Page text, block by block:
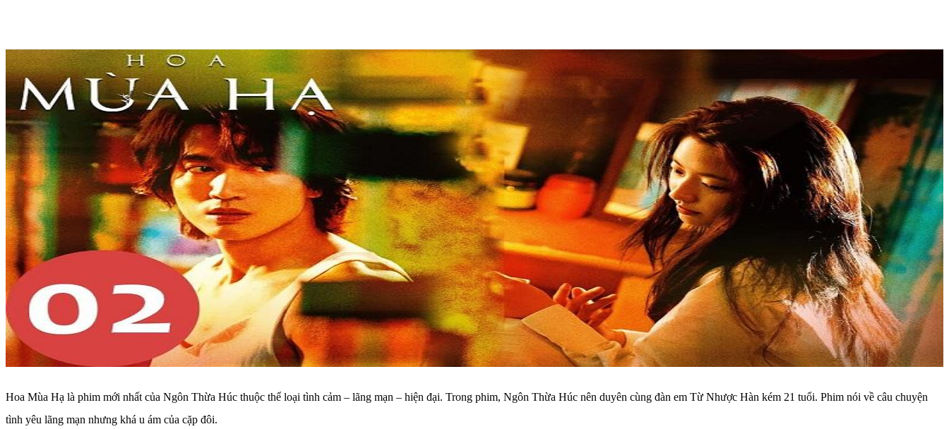
Hoa Mùa Hạ là phim mới nhất của Ngôn Thừa Húc thuộc thể loại tình cảm – lãng mạn – hiện đại. Trong phim, Ngôn Thừa Húc nên duyên cùng đàn em Từ Nhược Hàn kém 21 tuổi. Phim nói về câu chuyện
tình yêu lãng mạn nhưng khá u ám của cặp đôi.